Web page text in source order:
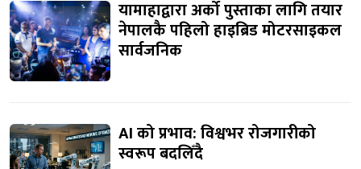
यामाहाद्वारा अर्को पुस्ताका लागि तयार
नेपालकै पहिलो हाइब्रिड मोटरसाइकल
सार्वजनिक
AI को प्रभाव: विश्वभर रोजगारीको
स्वरूप बदलिँदै